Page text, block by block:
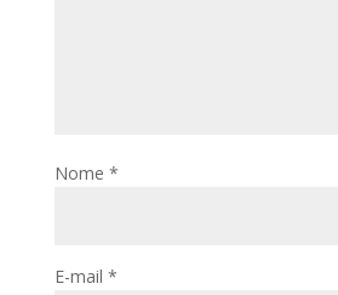
Nome *
E-mail *